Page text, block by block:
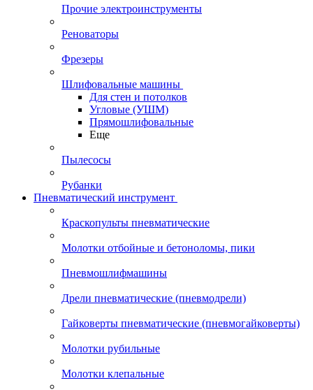
Прочие электроинструменты
Реноваторы
Фрезеры
Шлифовальные машины
Для стен и потолков
Угловые (УШМ)
Прямошлифовальные
Еще
Пылесосы
Рубанки
Пневматический инструмент
Краскопульты пневматические
Молотки отбойные и бетоноломы, пики
Пневмошлифмашины
Дрели пневматические (пневмодрели)
Гайковерты пневматические (пневмогайковерты)
Молотки рубильные
Молотки клепальные